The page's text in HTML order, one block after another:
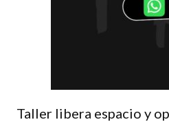
Taller libera espacio y